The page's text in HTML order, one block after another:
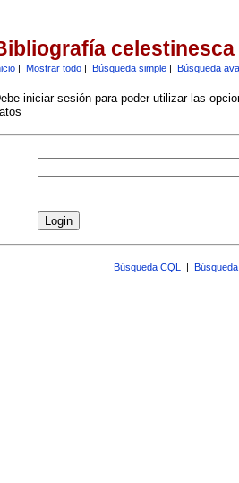
celestinesca
| Mostrar todo| Búsqueda simple| Búsqueda
iniciar sesión para poder utilizar las
Búsqueda CQL |